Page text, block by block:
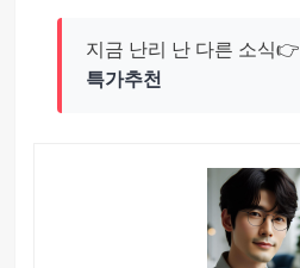
지금 난리 난 다른 소식👉
특가추천